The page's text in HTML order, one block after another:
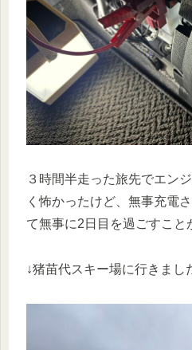
３時間半走った旅先でエン
く怖かったけど、無事充電
て無事に2日目を過ごすこと
↓猪苗代スキー場に行きまし